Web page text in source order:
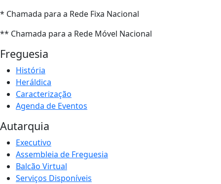
* Chamada para a Rede Fixa Nacional
** Chamada para a Rede Móvel Nacional
Freguesia
História
Heráldica
Caracterização
Agenda de Eventos
Autarquia
Executivo
Assembleia de Freguesia
Balcão Virtual
Serviços Disponíveis